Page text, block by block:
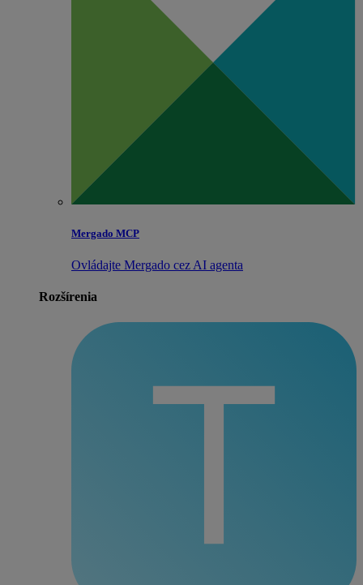
Mergado MCP
Ovládajte Mergado cez AI agenta
Rozšírenia